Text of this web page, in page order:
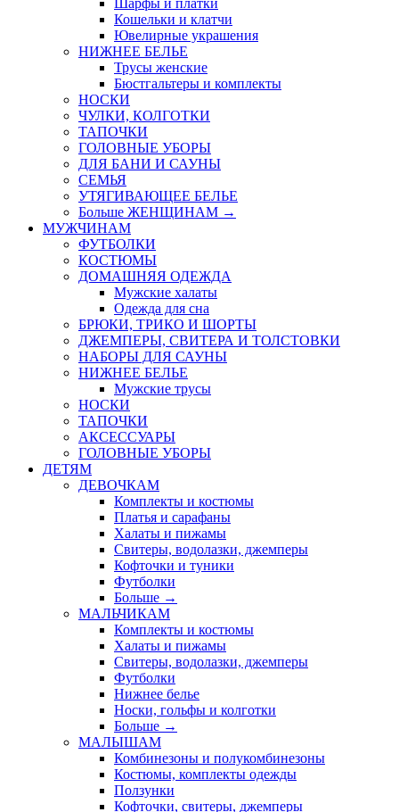
Шарфы и платки
Кошельки и клатчи
Ювелирные украшения
НИЖНЕЕ БЕЛЬЕ
Трусы женские
Бюстгальтеры и комплекты
НОСКИ
ЧУЛКИ, КОЛГОТКИ
ТАПОЧКИ
ГОЛОВНЫЕ УБОРЫ
ДЛЯ БАНИ И САУНЫ
СЕМЬЯ
УТЯГИВАЮЩЕЕ БЕЛЬЕ
Больше ЖЕНЩИНАМ →
МУЖЧИНАМ
ФУТБОЛКИ
КОСТЮМЫ
ДОМАШНЯЯ ОДЕЖДА
Мужские халаты
Одежда для сна
БРЮКИ, ТРИКО И ШОРТЫ
ДЖЕМПЕРЫ, СВИТЕРА И ТОЛСТОВКИ
НАБОРЫ ДЛЯ САУНЫ
НИЖНЕЕ БЕЛЬЕ
Мужские трусы
НОСКИ
ТАПОЧКИ
АКСЕССУАРЫ
ГОЛОВНЫЕ УБОРЫ
ДЕТЯМ
ДЕВОЧКАМ
Комплекты и костюмы
Платья и сарафаны
Халаты и пижамы
Свитеры, водолазки, джемперы
Кофточки и туники
Футболки
Больше →
МАЛЬЧИКАМ
Комплекты и костюмы
Халаты и пижамы
Свитеры, водолазки, джемперы
Футболки
Нижнее белье
Носки, гольфы и колготки
Больше →
МАЛЫШАМ
Комбинезоны и полукомбинезоны
Костюмы, комплекты одежды
Ползунки
Кофточки, свитеры, джемперы